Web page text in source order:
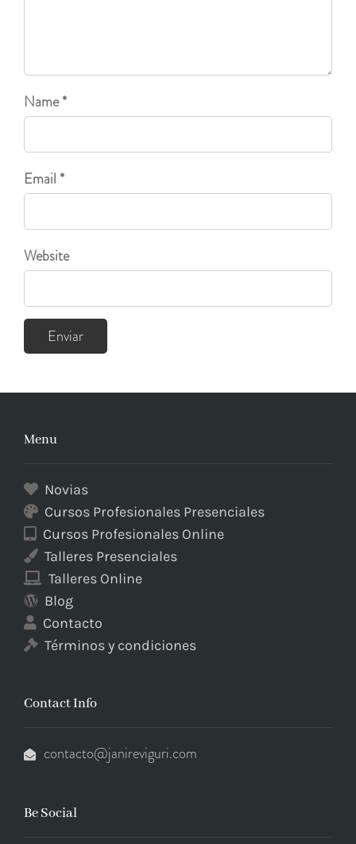
Name *
Email *
Website
Menu
Novias
Cursos Profesionales Presenciales
Cursos Profesionales Online
Talleres Presenciales
Talleres Online
Blog
Contacto
Términos y condiciones
Contact Info
contacto@janireviguri.com
Be Social